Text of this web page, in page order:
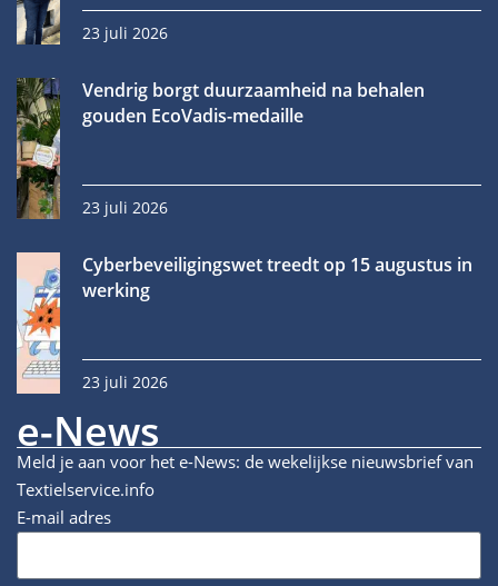
23 juli 2026
Vendrig borgt duurzaamheid na behalen
gouden EcoVadis-medaille
23 juli 2026
Cyberbeveiligingswet treedt op 15 augustus in
werking
23 juli 2026
e-News
Meld je aan voor het e-News: de wekelijkse nieuwsbrief van
Textielservice.info
E-mail adres